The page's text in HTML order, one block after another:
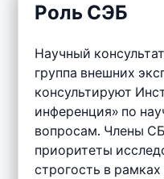
Роль СЭБ
Научный
группа внешних
консультируют
инференция» по
вопросам. Члены
приоритеты
строгость в